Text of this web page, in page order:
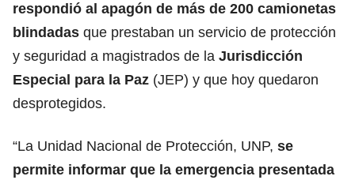
respondió al apagón de más de 200 camionetas
blindadas que prestaban un servicio de protección
y seguridad a magistrados de la Jurisdicción
Especial para la Paz (JEP) y que hoy quedaron
desprotegidos.
“La Unidad Nacional de Protección, UNP, se
permite informar que la emergencia presentada